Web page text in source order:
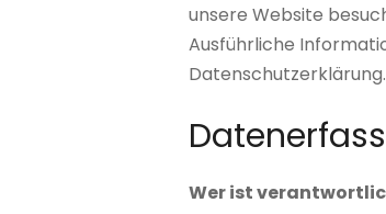
unsere Website
Ausführliche
Datenschutzerklärung.
Wer ist